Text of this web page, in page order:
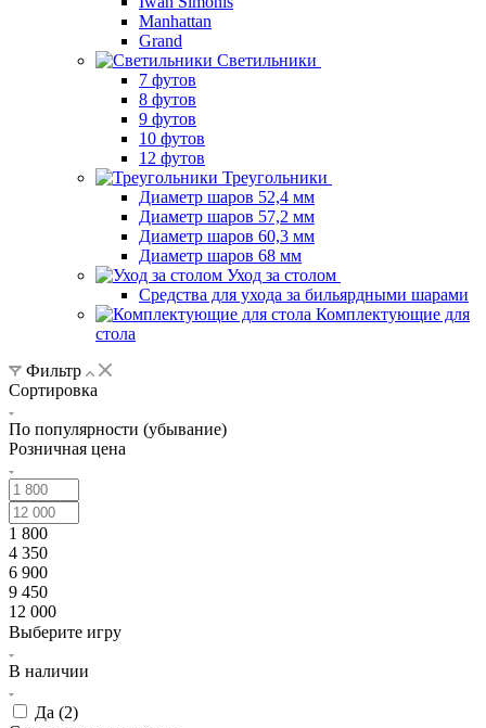
Manhattan
Grand
Светильники
7 футов
8 футов
9 футов
10 футов
12 футов
Треугольники
Диаметр шаров 52,4 мм
Диаметр шаров 57,2 мм
Диаметр шаров 60,3 мм
Диаметр шаров 68 мм
Уход за столом
Средства для ухода за бильярдными шарами
Комплектующие для
стола
Фильтр
Сортировка
По популярности (убывание)
Розничная цена
1 800
4 350
6 900
9 450
12 000
Выберите игру
В наличии
Да (2)